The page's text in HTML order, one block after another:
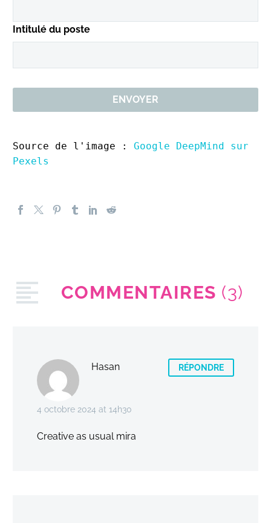
Intitulé du poste
Source de l'image : Google DeepMind sur
Pexels
COMMENTAIRES (3)
Hasan
4 octobre 2024 at 14h30
RÉPONDRE
Creative as usual mira